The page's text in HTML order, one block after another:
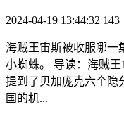
2024-04-19 13:44:32 143
海贼王宙斯被收服哪一
小蜘蛛。 导读：海贼
提到了贝加庞克六个隐
国的机...